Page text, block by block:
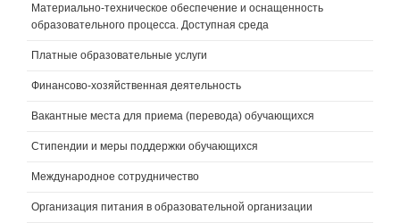
Материально-техническое обеспечение и оснащенность
образовательного процесса. Доступная среда
Платные образовательные услуги
Финансово-хозяйственная деятельность
Вакантные места для приема (перевода) обучающихся
Стипендии и меры поддержки обучающихся
Международное сотрудничество
Организация питания в образовательной организации